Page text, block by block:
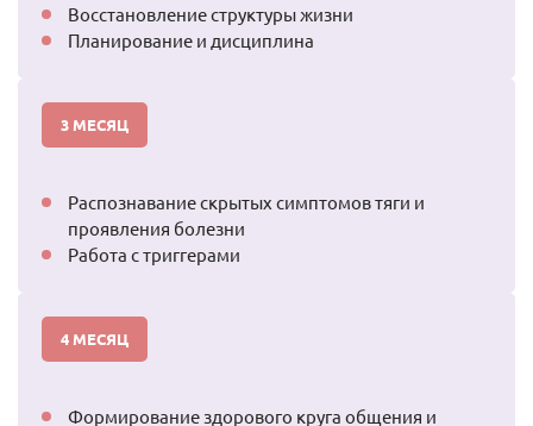
Восстановление структуры жизни
Планирование и дисциплина
МЕСЯЦ
Распознавание скрытых симптомов тяги и
проявления болезни
Работа с триггерами
МЕСЯЦ
Формирование здорового круга общения и